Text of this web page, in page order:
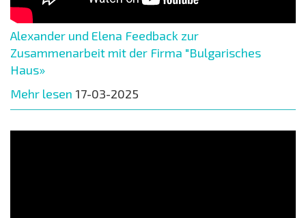
Alexander und Elena Feedback zur
Zusammenarbeit mit der Firma "Bulgarisches
Haus»
Mehr lesen 17-03-2025